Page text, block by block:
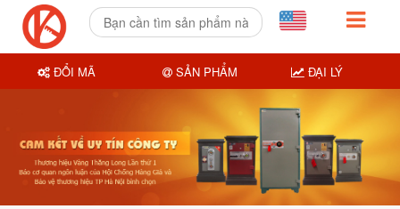
ĐỔI MÃ SẢN PHẨM ĐẠI LÝ